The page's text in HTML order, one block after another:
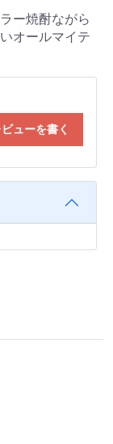
ー焼酎ながら
オールマイテ
ビューを書く